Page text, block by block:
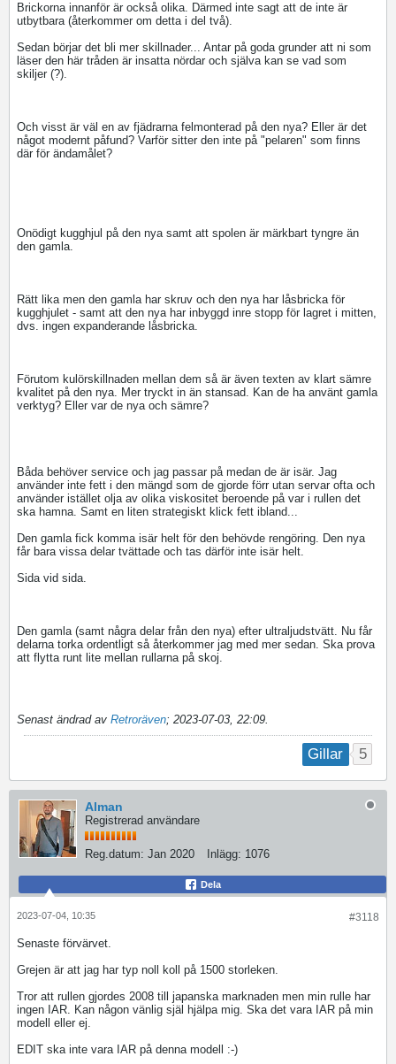
Brickorna innanför är också olika. Därmed inte sagt att de inte är
utbytbara (återkommer om detta i del två).
Sedan börjar det bli mer skillnader... Antar på goda grunder att ni som
läser den här tråden är insatta nördar och själva kan se vad som
skiljer (?).
Och visst är väl en av fjädrarna felmonterad på den nya? Eller är det
något modernt påfund? Varför sitter den inte på "pelaren" som finns
där för ändamålet?
Onödigt kugghjul på den nya samt att spolen är märkbart tyngre än
den gamla.
Rätt lika men den gamla har skruv och den nya har låsbricka för
kugghjulet - samt att den nya har inbyggd inre stopp för lagret i mitten,
dvs. ingen expanderande låsbricka.
Förutom kulörskillnaden mellan dem så är även texten av klart sämre
kvalitet på den nya. Mer tryckt in än stansad. Kan de ha använt gamla
verktyg? Eller var de nya och sämre?
Båda behöver service och jag passar på medan de är isär. Jag
använder inte fett i den mängd som de gjorde förr utan servar ofta och
använder istället olja av olika viskositet beroende på var i rullen det
ska hamna. Samt en liten strategiskt klick fett ibland...
Den gamla fick komma isär helt för den behövde rengöring. Den nya
får bara vissa delar tvättade och tas därför inte isär helt.
Sida vid sida.
Den gamla (samt några delar från den nya) efter ultraljudstvätt. Nu får
delarna torka ordentligt så återkommer jag med mer sedan. Ska prova
att flytta runt lite mellan rullarna på skoj.
Senast ändrad av Retroräven; 2023-07-03, 22:09.
Gillar 5
Alman
Registrerad användare
Reg.datum: Jan 2020 Inlägg: 1076
Dela
#3118
2023-07-04, 10:35
Senaste förvärvet.
Grejen är att jag har typ noll koll på 1500 storleken.
Tror att rullen gjordes 2008 till japanska marknaden men min rulle har
ingen IAR. Kan någon vänlig själ hjälpa mig. Ska det vara IAR på min
modell eller ej.
EDIT ska inte vara IAR på denna modell :-)